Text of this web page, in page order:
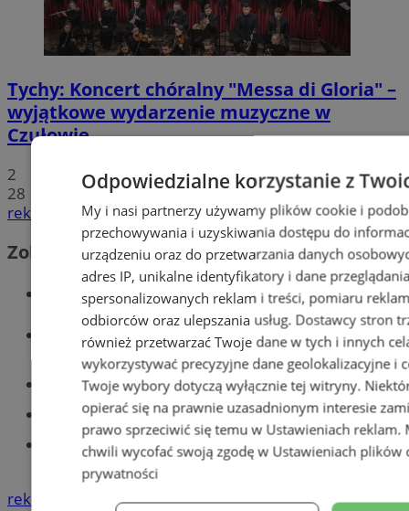
Tychy: Koncert chóralny "Messa di Gloria" –
wyjątkowe wydarzenie muzyczne w
Czułowie
2
28
reklama
Zobacz również
Wiadomości kryminalne w Tychach
Wiadomości lokalne
Części samochodowe do -70%!
Tworzenie stron www - Tychy
Znajdź pracę - codziennie nowe
ogłoszenia
reklama
Odpowiedzialne korzystanie z
My i nasi partnerzy używamy plików cookie i
przechowywania i uzyskiwania dostępu do
urządzeniu oraz do przetwarzania danych
adres IP, unikalne identyfikatory i dane
spersonalizowanych reklam i treści, pomiaru
odbiorców oraz ulepszania usług. Dostawcy stron
również przetwarzać Twoje dane w tych i innych
wykorzystywać precyzyjne dane geolokalizacyjne i
Twoje wybory dotyczą wyłącznie tej witryny.
opierać się na prawnie uzasadnionym interesie
prawo sprzeciwić się temu w Ustawieniach reklam.
chwili wycofać swoją zgodę w Ustawieniach plików
prywatności